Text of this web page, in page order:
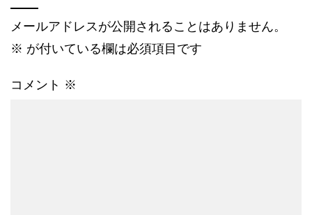
メールアドレスが公開されることはありません。
※ が付いている欄は必須項目です
コメント ※